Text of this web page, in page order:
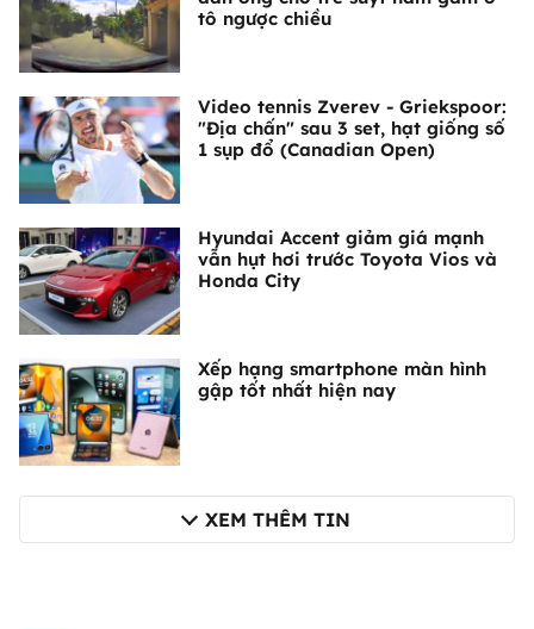
tô ngược chiều
Video tennis Zverev - Griekspoor:
"Địa chấn" sau 3 set, hạt giống số
1 sụp đổ (Canadian Open)
Hyundai Accent giảm giá mạnh
vẫn hụt hơi trước Toyota Vios và
Honda City
Xếp hạng smartphone màn hình
gập tốt nhất hiện nay
XEM THÊM TIN